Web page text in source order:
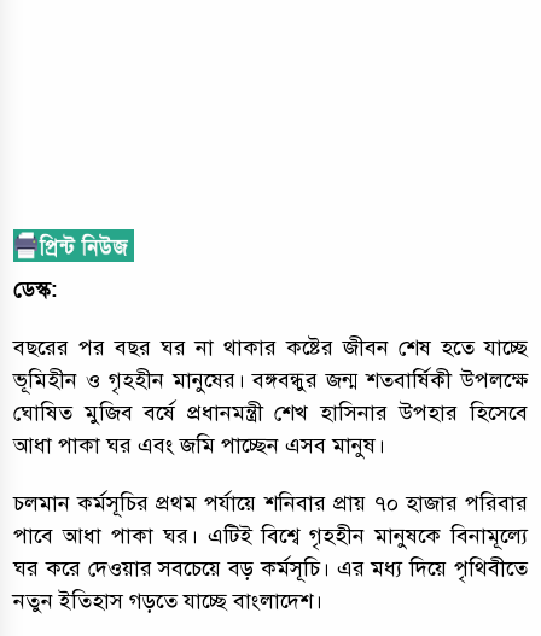
ডেস্ক:
বছরের পর বছর ঘর না থাকার কষ্টের জীবন শেষ হতে যাচ্ছে
ভূমিহীন ও গৃহহীন মানুষের। বঙ্গবন্ধুর জন্ম শতবার্ষিকী উপলক্ষে
ঘোষিত মুজিব বর্ষে প্রধানমন্ত্রী শেখ হাসিনার উপহার হিসেবে
আধা পাকা ঘর এবং জমি পাচ্ছেন এসব মানুষ।
চলমান কর্মসূচির প্রথম পর্যায়ে শনিবার প্রায় ৭০ হাজার পরিবার
পাবে আধা পাকা ঘর। এটিই বিশ্বে গৃহহীন মানুষকে বিনামূল্যে
ঘর করে দেওয়ার সবচেয়ে বড় কর্মসূচি। এর মধ্য দিয়ে পৃথিবীতে
নতুন ইতিহাস গড়তে যাচ্ছে বাংলাদেশ।